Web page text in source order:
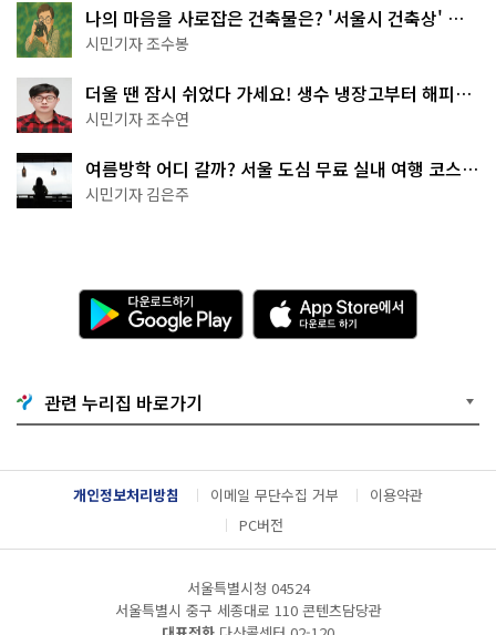
나의 마음을 사로잡은 건축물은? '서울시 건축상' 수
상작 공개!
시민기자 조수봉
더울 땐 잠시 쉬었다 가세요! 생수 냉장고부터 해피소
·무더위쉼터까지
시민기자 조수연
여름방학 어디 갈까? 서울 도심 무료 실내 여행 코스
추천
시민기자 김은주
다
운
로
기
G
o
g
l
e
l
A
p
p
e
서
다
운
드
관련 누리집 바로가기
개인정보처리방침 이메일 무단수집 거부
이용약관
PC버전
서울특별시청 04524
서울특별시 중구 세종대로 110 콘텐츠담당관